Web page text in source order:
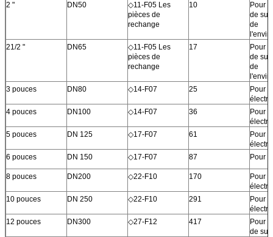
2 " DN50
◇11-F05 Les
pièces de
rechange
10
Pour
de
de
21/2 "
DN65
◇11-F05 Les
pièces de
rechange
17
Pour
de
de
3 pouces
DN80 ◇14-F07 25
Pour
4 pouces
DN100 ◇14-F07 36
Pour
5 pouces
DN 125 ◇17-F07 61
Pour
6 pouces
DN 150 ◇17-F07 87 Pour
8 pouces DN200 ◇22-F10 170
Pour
10 pouces
DN 250 ◇22-F10 291
Pour
12 pouces
DN300 ◇27-F12 417
Pour
de